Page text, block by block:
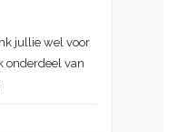
jullie wel voor
onderdeel van